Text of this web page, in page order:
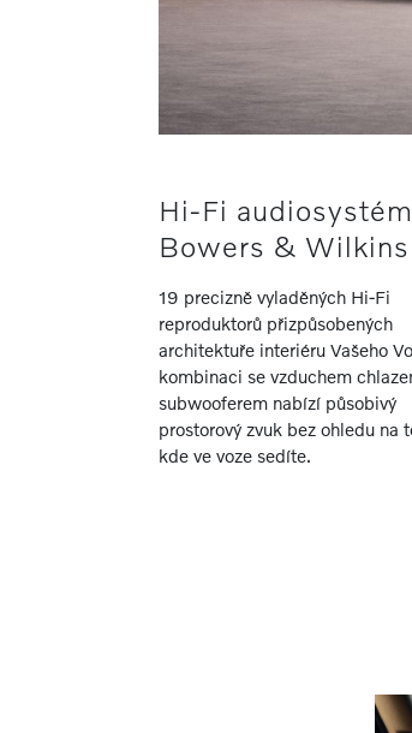
Hi-Fi audiosystém
Bowers & Wilkins
19 precizně vyladěných Hi-Fi
reproduktorů přizpůsobených
architektuře interiéru Vašeho
kombinaci se vzduchem
subwooferem nabízí působivý
prostorový zvuk bez ohledu na
kde ve voze sedíte.